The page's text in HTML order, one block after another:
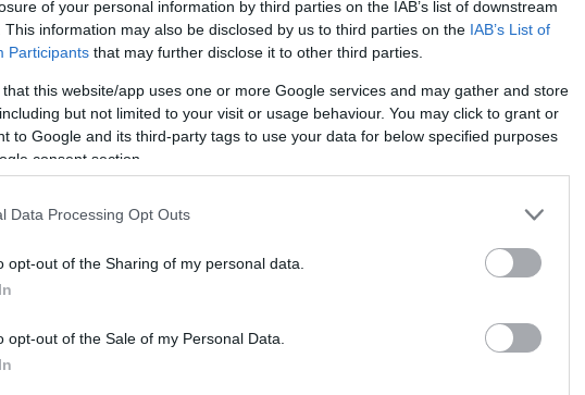
of your personal information by third parties on the IAB’s list of downstream
This information may also be disclosed by us to third parties on the IAB’s List of
Participants that may further disclose it to other third parties.
that this website/app uses one or more Google services and may gather and store
but not limited to your visit or usage behaviour. You may click to grant or
to Google and its third-party tags to use your data for below specified purposes
consent section.
Data Processing Opt Outs
opt-out of the Sharing of my personal data.
opt-out of the Sale of my Personal Data.
le aziende europee, con l’entrata in vigore
(EUDR). Questa normativa impone
garantire che le aziende importino beni che
o al degrado forestale. Le commodity
palma e gomma, sono al centro di questa
le foreste globali e promuovere